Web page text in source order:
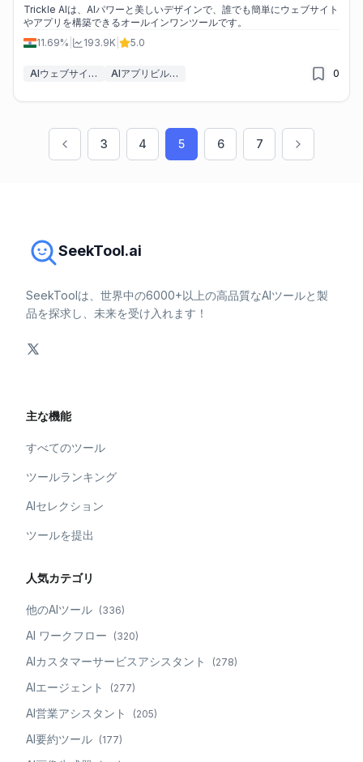
Trickle AIは、AIパワーと美しいデザインで、誰でも簡単にウェブサイト
やアプリを構築できるオールインワンツールです。
11.69%
193.9K 5.0
AIウェブサイトデザイナー AIアプリビルダー 0
3 4 5 6 7
SeekTool.ai
SeekToolは、世界中の6000+以上の高品質なAIツールと製
品を探求し、未来を受け入れます！
主な機能
すべてのツール
ツールランキング
AIセレクション
ツールを提出
人気カテゴリ
他のAIツール (336)
AI ワークフロー (320)
AIカスタマーサービスアシスタント (278)
AIエージェント (277)
AI営業アシスタント (205)
AI要約ツール (177)